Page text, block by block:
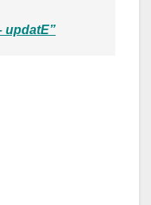
updatE”